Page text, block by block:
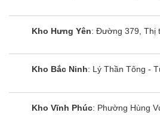
210/CL-A 21000BTU
Kho Hưng Yên: Đường 379, Thị
Kho Bắc Ninh: Lý Thần Tông -
Kho Vĩnh Phúc: Phường Hùng